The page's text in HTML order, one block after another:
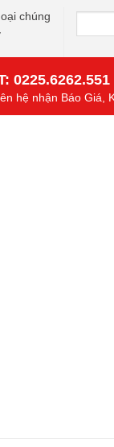
chúng
0225.6262.551
hệ nhận Báo Giá,